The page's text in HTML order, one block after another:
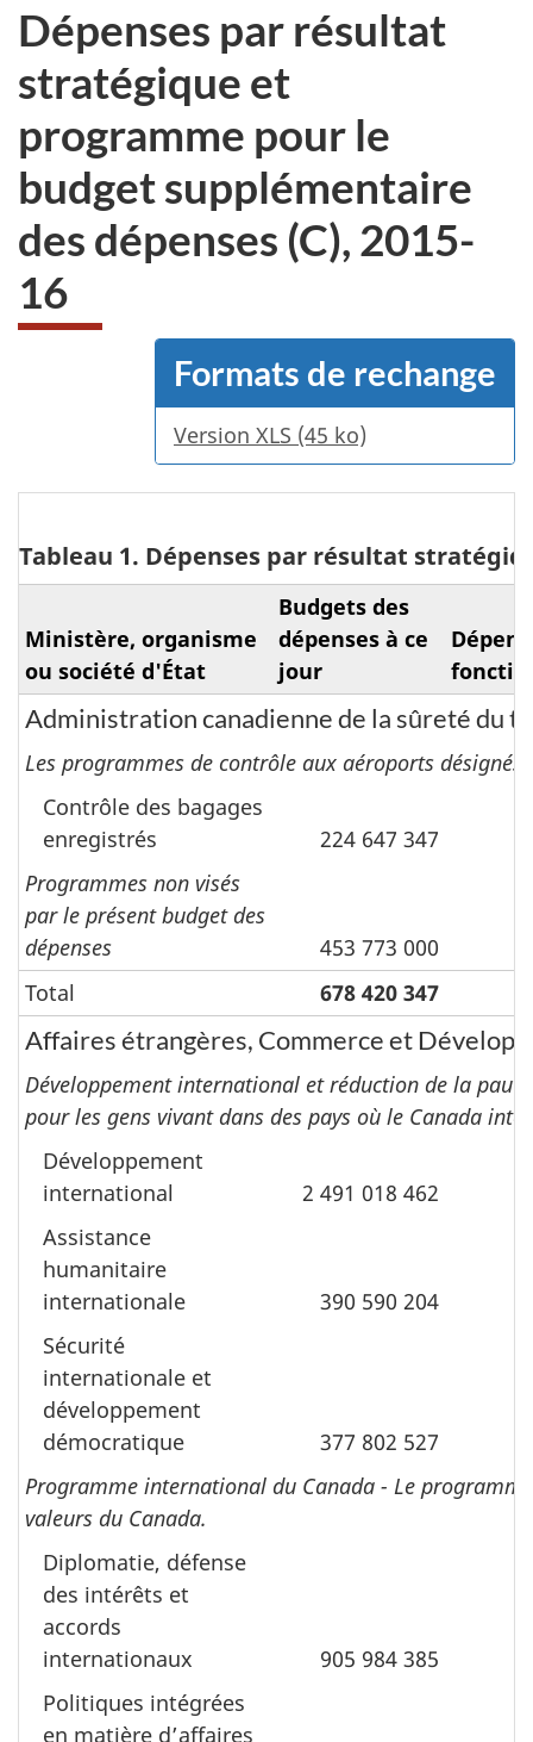
pas
au
sondage
du
site
web,
Dépenses par résultat
stratégique et
programme pour le
budget supplémentaire
des dépenses (C), 2015-
16
Formats de rechange
Version XLS (45 ko)
Tableau 1. Dépenses par résultat
Ministère, organisme
ou société d'État
Budgets des
dépenses à ce
jour
Administration canadienne de la sûreté du
Les programmes de contrôle aux aéroports
Contrôle des bagages
enregistrés
224 647 347
Programmes non visés
par le présent budget des
dépenses
453 773 000
Total
678 420 347
Affaires étrangères, Commerce et
Développement international et réduction de la
pour les gens vivant dans des pays où le Canada
Développement
international
2 491 018 462
Assistance
humanitaire
internationale
390 590 204
Sécurité
internationale et
développement
démocratique
377 802 527
Programme international du Canada - Le
valeurs du Canada.
Diplomatie, défense
des intérêts et
accords
internationaux
905 984 385
Politiques intégrées
en matière dʼaffaires